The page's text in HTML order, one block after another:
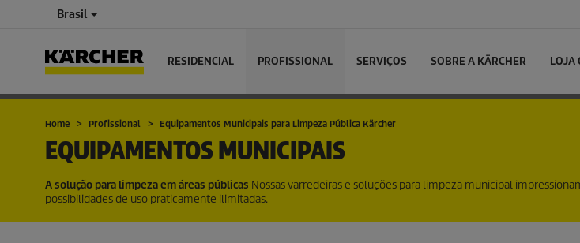
Brasil
RESIDENCIAL PROFISSIONAL SERVIÇOS SOBRE A KÄRCHER LOJA
Home Profissional Equipamentos Municipais para Limpeza Pública Kärcher
EQUIPAMENTOS MUNICIPAIS
A solução para limpeza em áreas públicas Nossas varredeiras e soluções para limpeza municipal
possibilidades de uso praticamente ilimitadas.